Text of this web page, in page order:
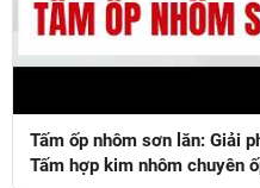
Tấm ốp nhôm sơn lăn: Giải
Tấm hợp kim nhôm chuyên